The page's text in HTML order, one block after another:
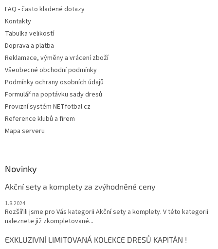
FAQ - často kladené dotazy
Kontakty
Tabulka velikostí
Doprava a platba
Reklamace, výměny a vrácení zboží
Všeobecné obchodní podmínky
Podmínky ochrany osobních údajů
Formulář na poptávku sady dresů
Provizní systém NETfotbal.cz
Reference klubů a firem
Mapa serveru
Novinky
Akční sety a komplety za zvýhodněné ceny
1.8.2024
Rozšířili jsme pro Vás kategorii Akční sety a komplety. V této kategorii
naleznete již zkompletované...
EXKLUZIVNÍ LIMITOVANÁ KOLEKCE DRESŮ KAPITÁN !